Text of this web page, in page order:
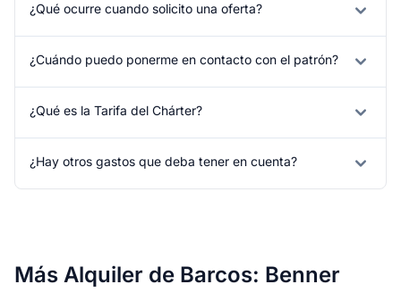
¿Qué ocurre cuando solicito una oferta?
¿Cuándo puedo ponerme en contacto con el patrón?
¿Qué es la Tarifa del Chárter?
¿Hay otros gastos que deba tener en cuenta?
Más Alquiler de Barcos: Benner